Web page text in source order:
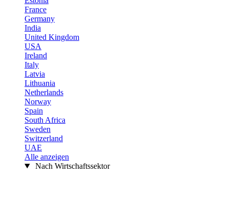
France
Germany
India
United Kingdom
USA
Ireland
Italy
Latvia
Lithuania
Netherlands
Norway
Spain
South Africa
Sweden
Switzerland
UAE
Alle anzeigen
Nach Wirtschaftssektor